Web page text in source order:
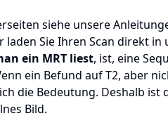
siehe unsere
laden Sie Ihren Scan direkt in
ein MRT liest, ist, eine
ein Befund auf T2, aber
die Bedeutung. Deshalb
Bild.